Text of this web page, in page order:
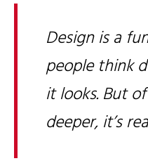
Design is a
people think
it looks. But
deeper, it’s